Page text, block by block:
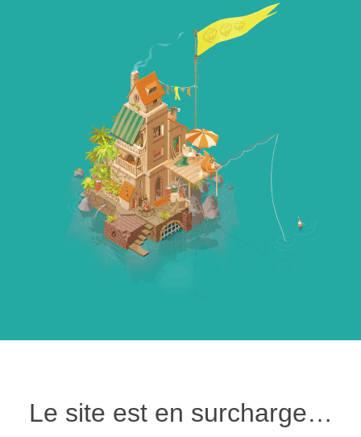
Le site est en surcharge…